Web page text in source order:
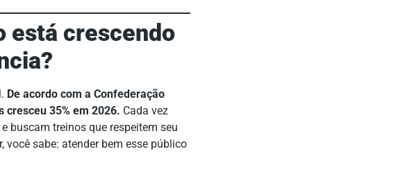
está crescendo
De acordo com a Confederação
35% em 2026. Cada vez
buscam treinos que respeitem seu
sabe: atender bem esse público